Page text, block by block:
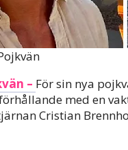
– För sin nya
med en
Cristian